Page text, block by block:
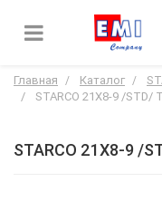
Главная Каталог
STARCO 21X8-9 /STD/
STARCO 21X8-9 /